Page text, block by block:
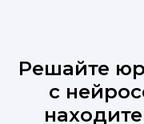
Решайте
с